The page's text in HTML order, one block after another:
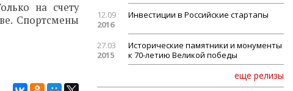
на счету
Спортсмены
12.09
2016
Инвестиции в Российские стартапы
27.03
2015
Исторические памятники и монументы
к 70-летию Великой победы
еще релизы